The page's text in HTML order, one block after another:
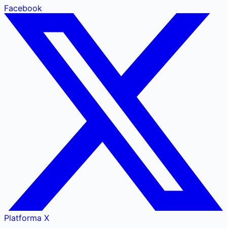
Facebook
Platforma X